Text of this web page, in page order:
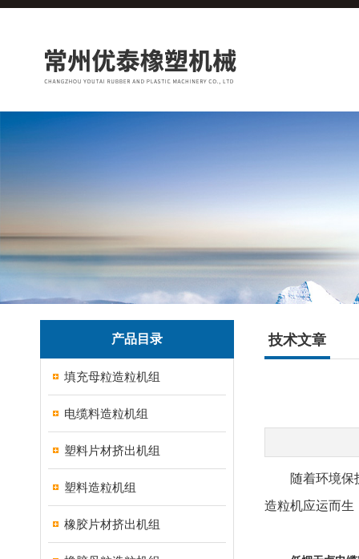
产品目录
填充母粒造粒机组
电缆料造粒机组
塑料片材挤出机组
塑料造粒机组
橡胶片材挤出机组
技术文章
随着环境保护
造粒机应运而生